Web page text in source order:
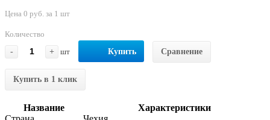
Цена 0 руб. за 1 шт
Количество
-
+ шт Купить Сравнение
Купить в 1 клик
Название
Характеристики